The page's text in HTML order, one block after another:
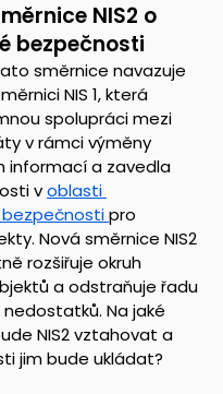
NIS2 o
bezpečnosti
směrnice navazuje
NIS 1, která
spolupráci mezi
v rámci výměny
informací a zavedla
v oblasti
pro
Nová směrnice NIS2
rozšiřuje okruh
a odstraňuje řadu
Na jaké
NIS2 vztahovat a
jim bude ukládat?